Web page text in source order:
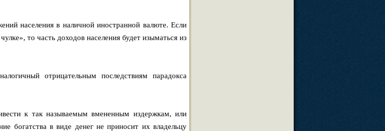
населения в наличной иностранной валюте. Если
то часть доходов населения будет изыматься из
отрицательным последствиям парадокса
к так называемым вмененным издержкам, или
богатства в виде денег не приносит их владельцу